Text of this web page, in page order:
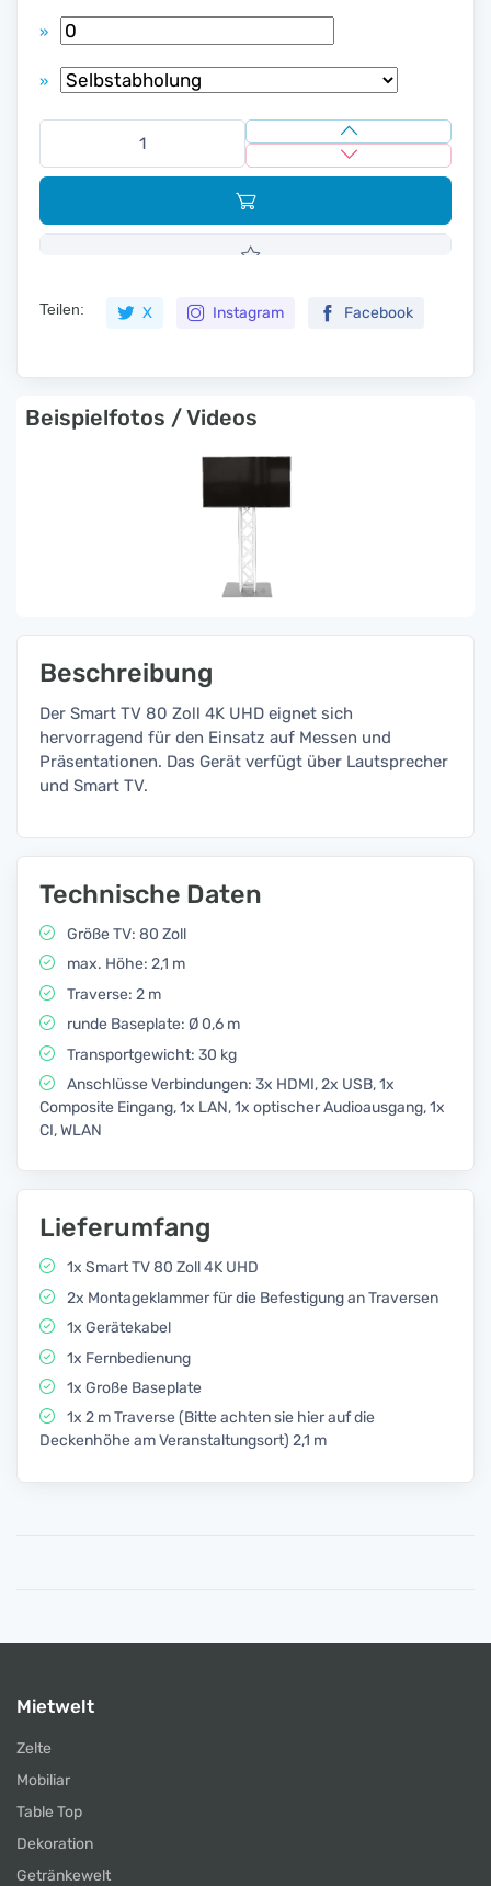
»
»
Teilen: X Instagram Facebook
Beispielfotos / Videos
Beschreibung
Der Smart TV 80 Zoll 4K UHD eignet sich
hervorragend für den Einsatz auf Messen und
Präsentationen. Das Gerät verfügt über Lautsprecher
und Smart TV.
Technische Daten
Größe TV: 80 Zoll
max. Höhe: 2,1 m
Traverse: 2 m
runde Baseplate: Ø 0,6 m
Transportgewicht: 30 kg
Anschlüsse Verbindungen: 3x HDMI, 2x USB, 1x
Composite Eingang, 1x LAN, 1x optischer Audioausgang, 1x
CI, WLAN
Lieferumfang
1x Smart TV 80 Zoll 4K UHD
2x Montageklammer für die Befestigung an Traversen
1x Gerätekabel
1x Fernbedienung
1x Große Baseplate
1x 2 m Traverse (Bitte achten sie hier auf die
Deckenhöhe am Veranstaltungsort) 2,1 m
Mietwelt
Zelte
Mobiliar
Table Top
Dekoration
Getränkewelt